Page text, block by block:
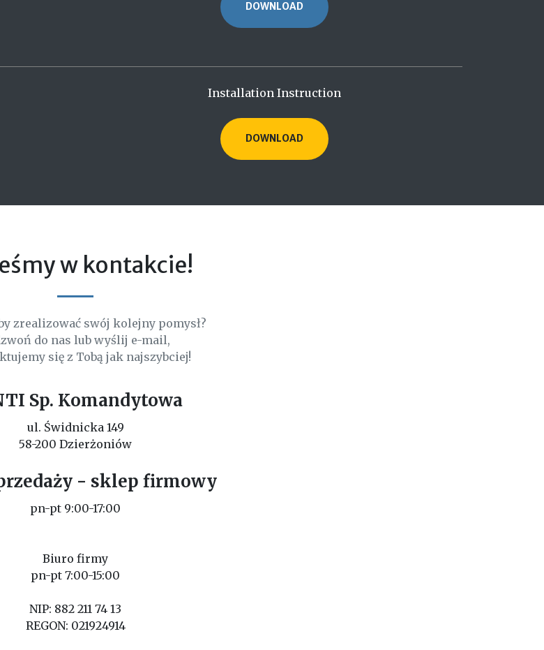
DOWNLOAD
Installation Instruction
DOWNLOAD
w kontakcie!
zrealizować swój kolejny pomysł?
do nas lub wyślij e-mail,
się z Tobą jak najszybciej!
Sp. Komandytowa
ul. Świdnicka 149
58-200 Dzierżoniów
- sklep firmowy
pn-pt 9:00-17:00
Biuro firmy
pn-pt 7:00-15:00
NIP: 882 211 74 13
REGON: 021924914